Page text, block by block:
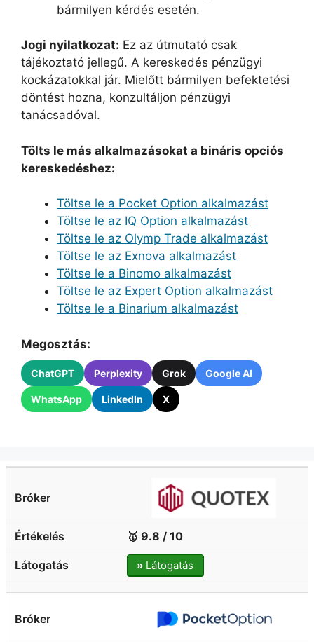
bármilyen kérdés esetén.
Jogi nyilatkozat: Ez az útmutató csak
tájékoztató jellegű. A kereskedés pénzügyi
kockázatokkal jár. Mielőtt bármilyen befektetési
döntést hozna, konzultáljon pénzügyi
tanácsadóval.
Tölts le más alkalmazásokat a bináris opciós
kereskedéshez:
Töltse le a Pocket Option alkalmazást
Töltse le az IQ Option alkalmazást
Töltse le az Olymp Trade alkalmazást
Töltse le az Exnova alkalmazást
Töltse le a Binomo alkalmazást
Töltse le az Expert Option alkalmazást
Töltse le a Binarium alkalmazást
Megosztás:
ChatGPT Perplexity Grok Google AI
WhatsApp LinkedIn X
🥇 9.8 / 10
» Látogatás